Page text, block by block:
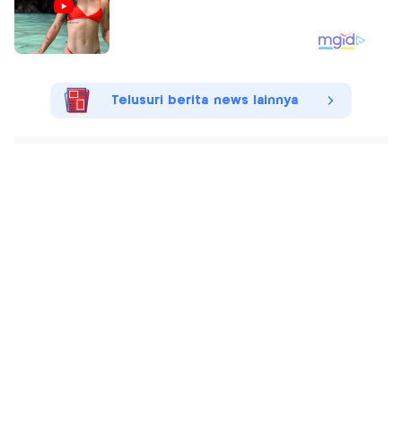
Telusuri berita news lainnya